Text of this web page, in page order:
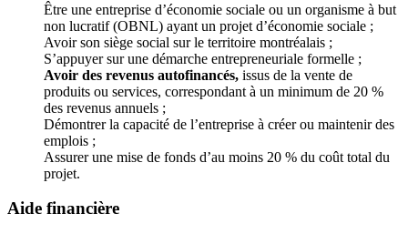
Être une entreprise d’économie sociale ou un organisme à but
non lucratif (OBNL) ayant un projet d’économie sociale ;
Avoir son siège social sur le territoire montréalais ;
S’appuyer sur une démarche entrepreneuriale formelle ;
Avoir des revenus autofinancés, issus de la vente de
produits ou services, correspondant à un minimum de 20 %
des revenus annuels ;
Démontrer la capacité de l’entreprise à créer ou maintenir des
emplois ;
Assurer une mise de fonds d’au moins 20 % du coût total du
projet.
Aide financière